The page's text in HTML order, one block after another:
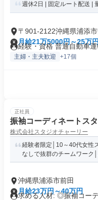
週休2日 | 固定ルート配送 |
〒901-2122沖縄県浦添
月給21万5000円～25万
経験・資格 普通自動車
主婦・主夫歓迎 +17個
正社員
振袖コーディネートス
株式会社スタジオチャーリー
経験者限定│10～40代女性
なしで抜群のチームワーク
沖縄県浦添市前田
月給23万円～40万円
求める人材: ◎振袖コー